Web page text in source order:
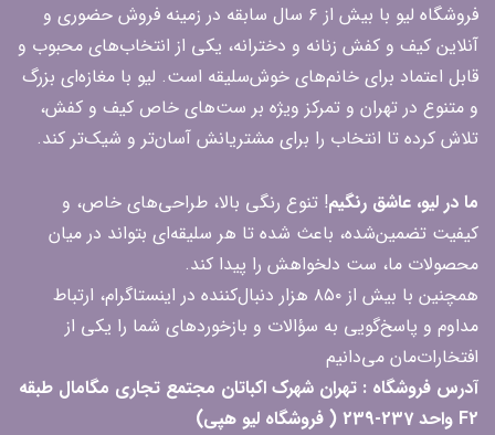
فروشگاه لیو با بیش از ۶ سال سابقه در زمینه فروش حضوری و
آنلاین کیف و کفش زنانه و دخترانه، یکی از انتخاب‌های محبوب و
قابل اعتماد برای خانم‌های خوش‌سلیقه است. لیو با مغازه‌ای بزرگ
و متنوع در تهران و تمرکز ویژه بر ست‌های خاص کیف و کفش،
تلاش کرده تا انتخاب را برای مشتریانش آسان‌تر و شیک‌تر کند.
ما در لیو، عاشق رنگیم! تنوع رنگی بالا، طراحی‌های خاص، و
کیفیت تضمین‌شده، باعث شده تا هر سلیقه‌ای بتواند در میان
محصولات ما، ست دلخواهش را پیدا کند.
همچنین با بیش از ۸۵۰ هزار دنبال‌کننده در اینستاگرام، ارتباط
مداوم و پاسخ‌گویی به سؤالات و بازخوردهای شما را یکی از
افتخارات‌مان می‌دانیم
آدرس فروشگاه : تهران شهرک اکباتان مجتمع تجاری مگامال طبقه
F2 واحد 237-239 ( فروشگاه لیو هپی)